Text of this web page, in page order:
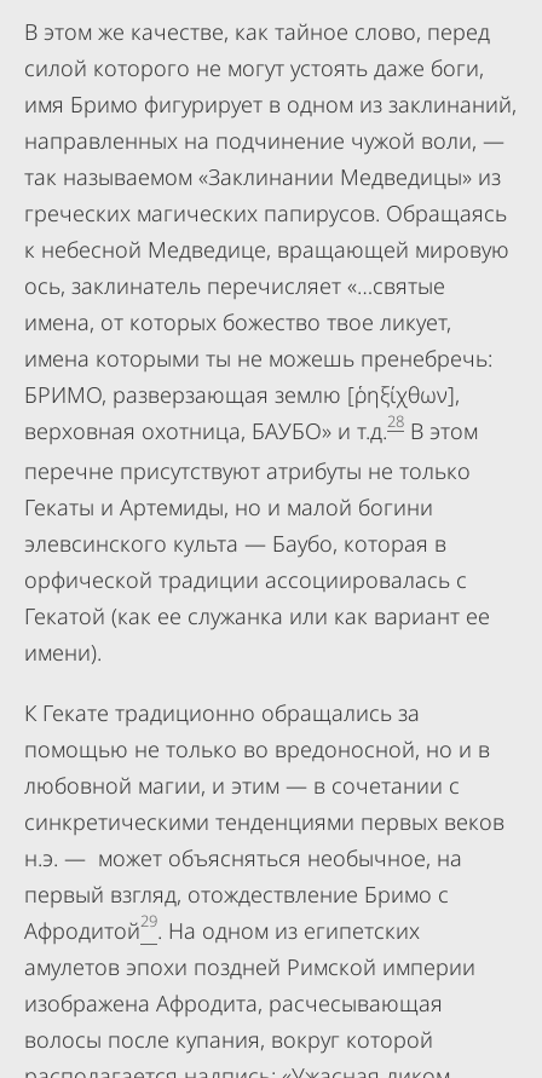
В этом же качестве, как тайное слово, перед
силой которого не могут устоять даже боги,
имя Бримо фигурирует в одном из заклинаний,
направленных на подчинение чужой воли, —
так называемом «Заклинании Медведицы» из
греческих магических папирусов. Обращаясь
к небесной Медведице, вращающей мировую
ось, заклинатель перечисляет «…святые
имена, от которых божество твое ликует,
имена которыми ты не можешь пренебречь:
БРИМО, разверзающая землю [ῥηξίχθων],
верховная охотница, БАУБО» и т.д.28 В этом
перечне присутствуют атрибуты не только
Гекаты и Артемиды, но и малой богини
элевсинского культа — Баубо, которая в
орфической традиции ассоциировалась с
Гекатой (как ее служанка или как вариант ее
имени).
К Гекате традиционно обращались за
помощью не только во вредоносной, но и в
любовной магии, и этим — в сочетании с
синкретическими тенденциями первых веков
н.э. — может объясняться необычное, на
первый взгляд, отождествление Бримо с
Афродитой29. На одном из египетских
амулетов эпохи поздней Римской империи
изображена Афродита, расчесывающая
волосы после купания, вокруг которой